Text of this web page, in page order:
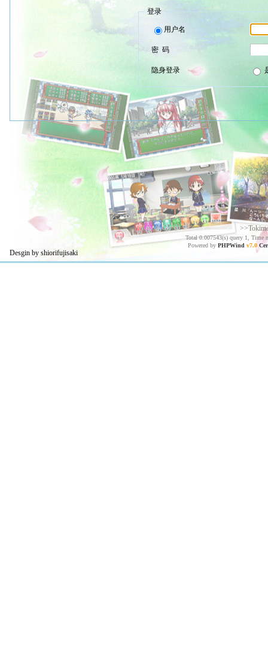
登录
用户名
密 码
隐身登录
Total 0.007543(s) query 1, Time
Powered by PHPWind v7.0
Desgin by shiorifujisaki